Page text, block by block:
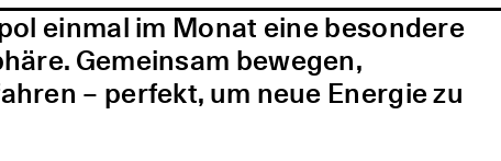
einmal im Monat eine besondere
Gemeinsam bewegen,
– perfekt, um neue Energie zu